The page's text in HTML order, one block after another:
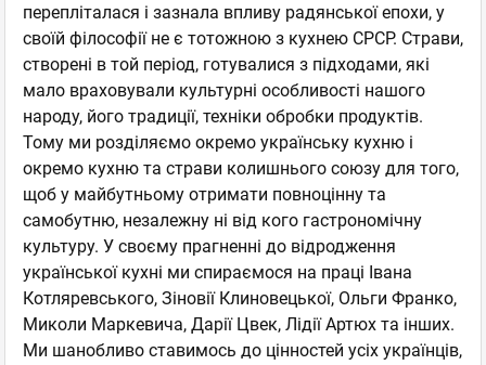
перепліталася і зазнала впливу радянської епохи, у
своїй філософії не є тотожною з кухнею СРСР. Страви,
створені в той період, готувалися з підходами, які
мало враховували культурні особливості нашого
народу, його традиції, техніки обробки продуктів.
Тому ми розділяємо окремо українську кухню і
окремо кухню та страви колишнього союзу для того,
щоб у майбутньому отримати повноцінну та
самобутню, незалежну ні від кого гастрономічну
культуру. У своєму прагненні до відродження
української кухні ми спираємося на праці Івана
Котляревського, Зіновії Клиновецької, Ольги Франко,
Миколи Маркевича, Дарії Цвек, Лідії Артюх та інших.
Ми шанобливо ставимось до цінностей усіх українців,